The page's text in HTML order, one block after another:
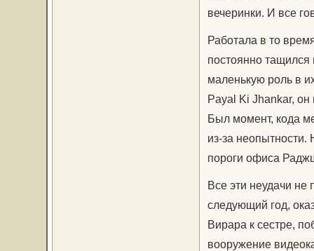
вечеринки. И все
Работала в то
постоянно
маленькую роль в
Payal Ki Jhankar,
Был момент, кода
из-за неопытности.
пороги офиса
Все эти неудачи не
следующий год,
Вирара к сестре,
вооружение